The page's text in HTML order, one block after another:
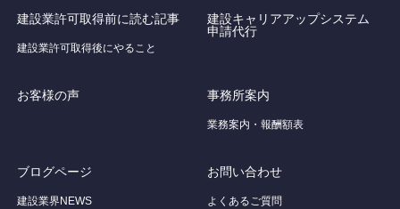
建設業許可取得前に読む記事
建設業許可取得後にやること
建設キャリアアップシステム
申請代行
お客様の声 事務所案内
業務案内・報酬額表
ブログページ
建設業界NEWS
お問い合わせ
よくあるご質問